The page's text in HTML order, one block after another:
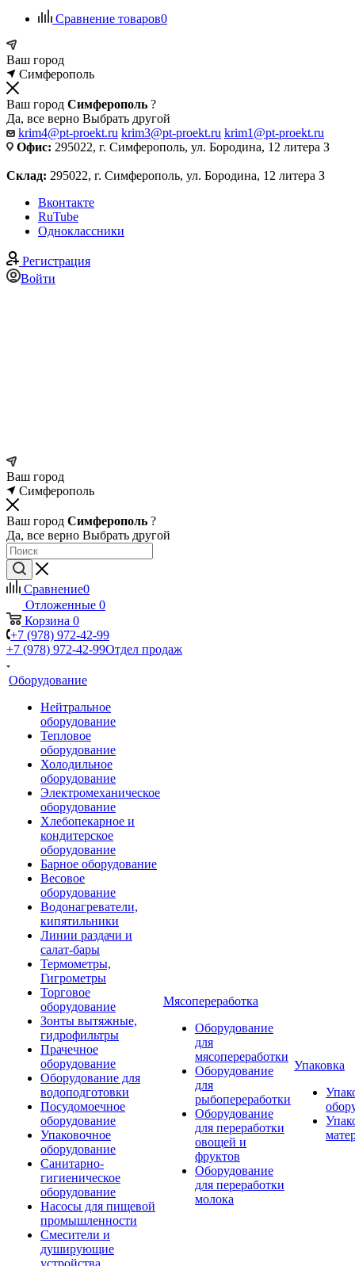
Сравнение товаров0
Ваш город
Симферополь
Ваш город Симферополь ?
Да, все верно Выбрать другой
krim4@pt-proekt.ru krim3@pt-proekt.ru krim1@pt-proekt.ru
Офис: 295022, г. Симферополь, ул. Бородина, 12 литера З
Склад: 295022, г. Симферополь, ул. Бородина, 12 литера З
Вконтакте
RuTube
Одноклассники
Регистрация
Войти
Ваш город
Симферополь
Ваш город Симферополь ?
Да, все верно Выбрать другой
Сравнение0
Отложенные 0
Корзина 0
+7 (978) 972-42-99
+7 (978) 972-42-99Отдел продаж
Оборудование
Нейтральное
оборудование
Тепловое
оборудование
Холодильное
оборудование
Электромеханическое
оборудование
Хлебопекарное и
кондитерское
оборудование
Барное оборудование
Весовое
оборудование
Водонагреватели,
кипятильники
Линии раздачи и
салат-бары
Термометры,
Гигрометры
Торговое
оборудование
Зонты вытяжные,
гидрофильтры
Прачечное
оборудование
Оборудование для
водоподготовки
Посудомоечное
оборудование
Упаковочное
оборудование
Санитарно-
гигиеническое
оборудование
Насосы для пищевой
промышленности
Смесители и
душирующие
устройства
Мясопереработка
Оборудование
для
мясопереработки
Оборудование
для
рыбопереработки
Оборудование
для переработки
овощей и
фруктов
Оборудование
для переработки
молока
Упаковка